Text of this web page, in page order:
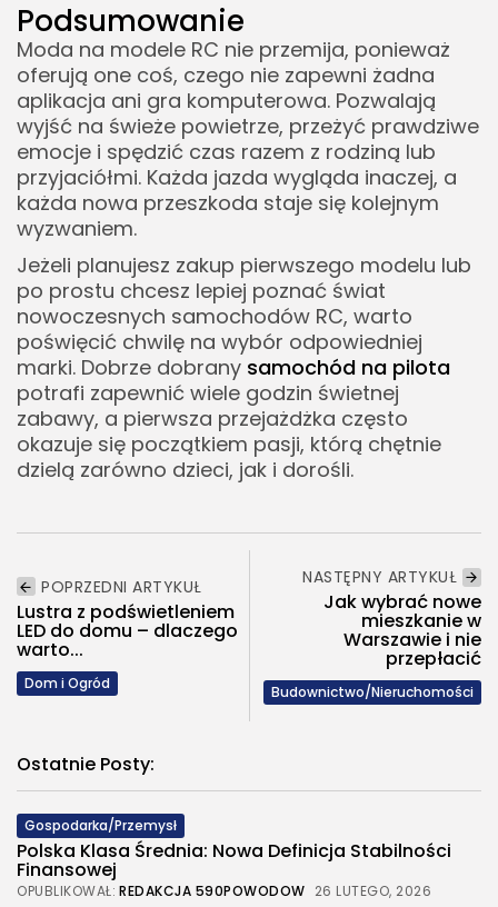
Podsumowanie
Moda na modele RC nie przemija, ponieważ
oferują one coś, czego nie zapewni żadna
aplikacja ani gra komputerowa. Pozwalają
wyjść na świeże powietrze, przeżyć prawdziwe
emocje i spędzić czas razem z rodziną lub
przyjaciółmi. Każda jazda wygląda inaczej, a
każda nowa przeszkoda staje się kolejnym
wyzwaniem.
Jeżeli planujesz zakup pierwszego modelu lub
po prostu chcesz lepiej poznać świat
nowoczesnych samochodów RC, warto
poświęcić chwilę na wybór odpowiedniej
marki. Dobrze dobrany samochód na pilota
potrafi zapewnić wiele godzin świetnej
zabawy, a pierwsza przejażdżka często
okazuje się początkiem pasji, którą chętnie
dzielą zarówno dzieci, jak i dorośli.
POPRZEDNI ARTYKUŁ
Lustra z podświetleniem
LED do domu – dlaczego
warto...
Dom i Ogród
NASTĘPNY ARTYKUŁ
Jak wybrać nowe
mieszkanie w
Warszawie i nie
przepłacić
Budownictwo/Nieruchomości
Ostatnie Posty:
Gospodarka/Przemysł
Polska Klasa Średnia: Nowa Definicja Stabilności
Finansowej
OPUBLIKOWAŁ: REDAKCJA 590POWODOW 26 LUTEGO, 2026